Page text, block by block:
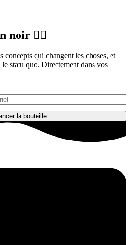
noir 🏴‍☠️
concepts qui changent les choses, et
statu quo. Directement dans vos